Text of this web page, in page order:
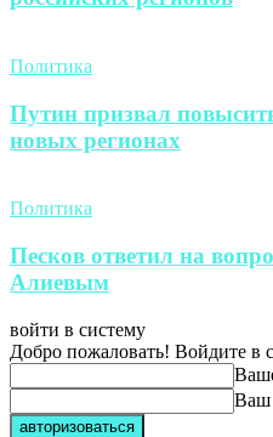
Политика
Путин призвал
новых регионах
Политика
Песков ответил на
Алиевым
войти в систему
Добро пожаловать! Войдите в
Ваш